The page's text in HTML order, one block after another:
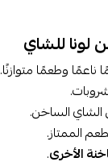
للشاي
ناعمًا وطعمًا متوازنًا.
الساخن.
الممتاز.
الأخرى.